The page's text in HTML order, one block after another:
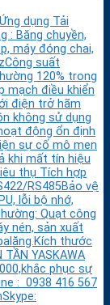
dụng Tải
: Băng chuyền,
máy đóng chai,
suất
120% trong
mạch điều khiển
điện trở hãm
không sử dụng
động ổn định
sự cố mô men
khi mất tín hiệu
thụ Tích hợp
RS485Bảo vệ
lỗi bộ nhớ,
Quạt công
nén, sản xuất
thước
TẦN YASKAWA
phục sự
: 0938 416 567